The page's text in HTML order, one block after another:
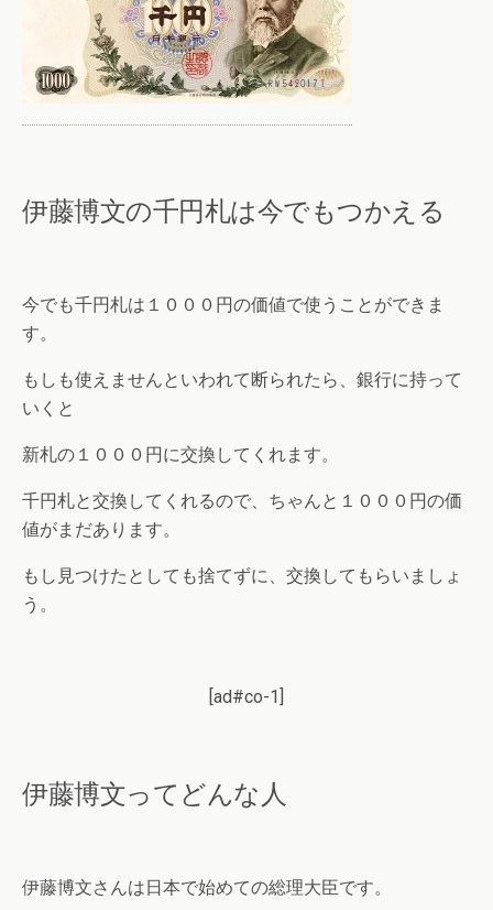
伊藤博文の千円札は今でもつかえる
今でも千円札は１０００円の価値で使うことができま
す。
もしも使えませんといわれて断られたら、銀行に持って
いくと
新札の１０００円に交換してくれます。
千円札と交換してくれるので、ちゃんと１０００円の価
値がまだあります。
もし見つけたとしても捨てずに、交換してもらいましょ
う。
[ad#co-1]
伊藤博文ってどんな人
伊藤博文さんは日本で始めての総理大臣です。